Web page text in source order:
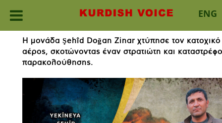
ENG
content
Η μονάδα Şehîd Doğan Zinar χτύπησε τον
αέρος, σκοτώνοντας έναν στρατιώτη και
παρακολούθησης.